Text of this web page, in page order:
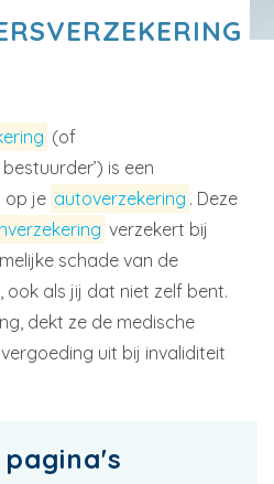
(of
is een
op je autoverzekering . Deze
verzekert bij
schade van de
als jij dat niet zelf bent.
dekt ze de medische
uit bij invaliditeit